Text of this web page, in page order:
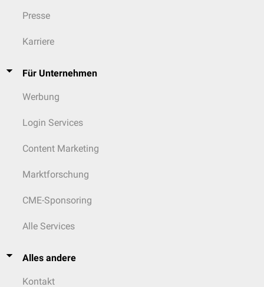
Presse
Karriere
Für Unternehmen
Werbung
Login Services
Content Marketing
Marktforschung
CME-Sponsoring
Alle Services
Alles andere
Kontakt